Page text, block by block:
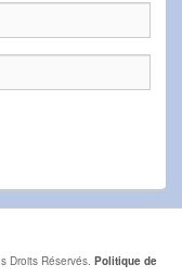
Droits Réservés. Politique de